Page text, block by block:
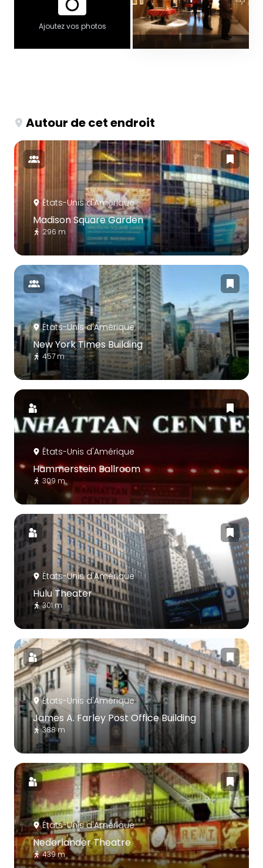
Ajoutez vos photos
Autour de cet endroit
États-Unis d'Amérique
Madison Square Garden
296 m
États-Unis d'Amérique
New York Times Building
457 m
États-Unis d'Amérique
Hammerstein Ballroom
309 m
États-Unis d'Amérique
Hulu Theater
301 m
États-Unis d'Amérique
James A. Farley Post Office Building
388 m
États-Unis d'Amérique
Nederlander Theatre
439 m